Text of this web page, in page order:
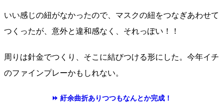
いい感じの紐がなかったので、マスクの紐をつなぎあわせて
つくったが、意外と違和感なく、それっぽい！！
周りは針金でつくり、そこに結びつける形にした。今年イチ
のファインプレーかもしれない。
⏩ 紆余曲折ありつつもなんとか完成！